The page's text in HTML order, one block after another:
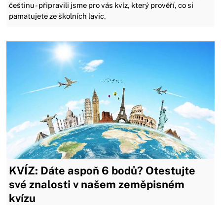
češtinu - připravili jsme pro vás kvíz, který prověří, co si
pamatujete ze školních lavic.
KVÍZ: Dáte aspoň 6 bodů? Otestujte
své znalosti v našem zeměpisném
kvízu